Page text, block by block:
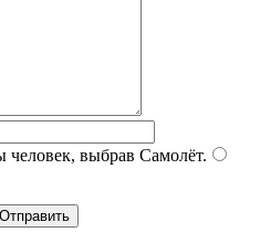
человек, выбрав Самолёт.